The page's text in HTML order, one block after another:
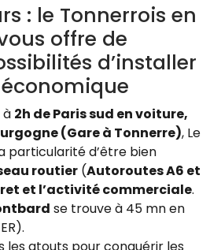
: le Tonnerrois en
offre de
d’installer
à 2h de Paris sud en voiture,
(Gare à Tonnerre), Le
particularité d’être bien
routier (Autoroutes A6 et
et l’activité commerciale.
se trouve à 45 mn en
les atouts pour conquérir les